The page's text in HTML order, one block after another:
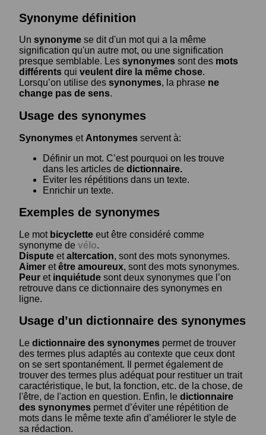
Synonyme définition
Un synonyme se dit d'un mot qui a la même
signification qu'un autre mot, ou une signification
presque semblable. Les synonymes sont des mots
différents qui veulent dire la même chose.
Lorsqu’on utilise des synonymes, la phrase ne
change pas de sens.
Usage des synonymes
Synonymes et Antonymes servent à:
Définir un mot. C’est pourquoi on les trouve
dans les articles de dictionnaire.
Eviter les répétitions dans un texte.
Enrichir un texte.
Exemples de synonymes
Le mot bicyclette eut être considéré comme
synonyme de vélo.
Dispute etaltercation, sont des mots synonymes.
Aimer etêtre amoureux, sont des mots synonymes.
Peur et inquiétude sont deux synonymes que l’on
retrouve dans ce dictionnaire des synonymes en
ligne.
Usage d’un dictionnaire des synonymes
Le dictionnaire des synonymes permet de trouver
des termes plus adaptés au contexte que ceux dont
on se sert spontanément. Il permet également de
trouver des termes plus adéquat pour restituer un trait
caractéristique, le but, la fonction, etc. de la chose, de
l'être, de l'action en question. Enfin, le dictionnaire
des synonymes permet d’éviter une répétition de
mots dans le même texte afin d’améliorer le style de
sa rédaction.